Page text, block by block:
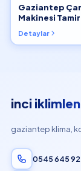
Gaziantep
Makinesi
Detaylar
inci
gaziantep klima,
0545 645